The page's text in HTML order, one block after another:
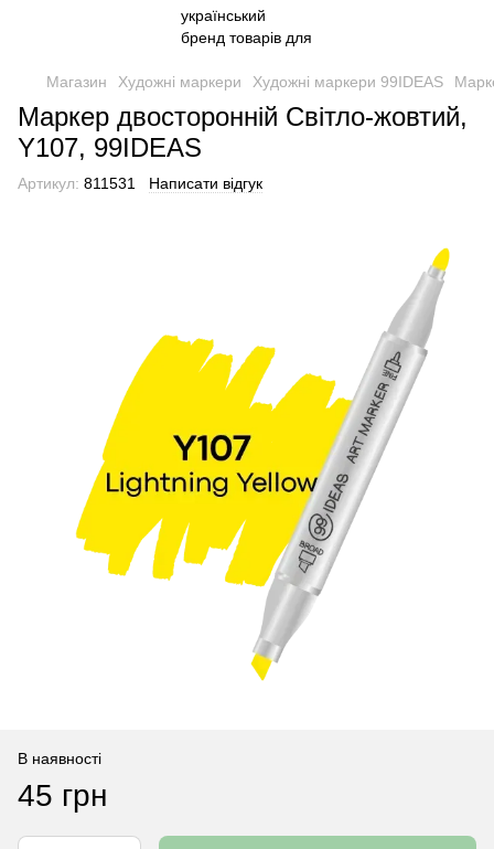
Магазин Художні маркери Художні маркери 99IDEAS
Маркер двосторонній Світло-жовтий,
Y107, 99IDEAS
Артикул: 811531 Написати відгук
В наявності
45 грн